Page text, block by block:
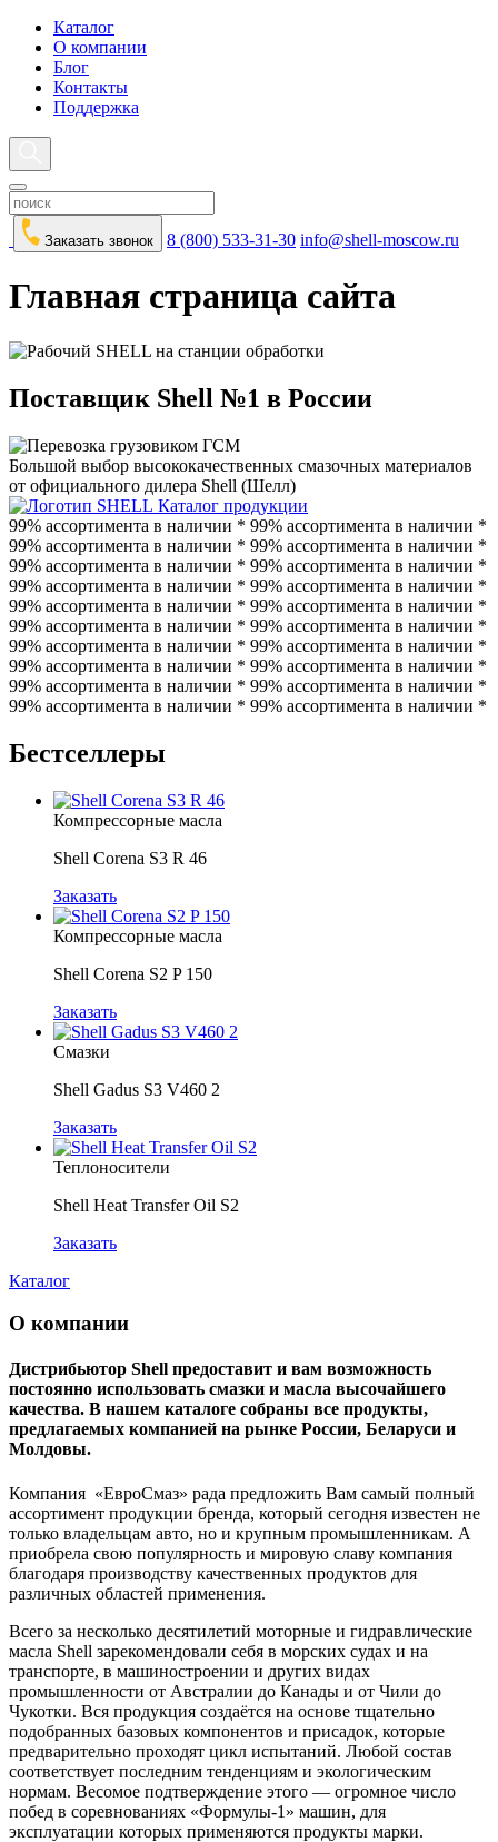
Каталог
О компании
Блог
Контакты
Поддержка
Заказать звонок 8 (800) 533-31-30 info@shell-moscow.ru
Главная страница сайта
Поставщик Shell №1 в России
Большой выбор высококачественных смазочных материалов
от официального дилера Shell (Шелл)
Каталог продукции
99% ассортимента в наличии * 99% ассортимента в наличии *
99% ассортимента в наличии * 99% ассортимента в наличии *
99% ассортимента в наличии * 99% ассортимента в наличии *
99% ассортимента в наличии * 99% ассортимента в наличии *
99% ассортимента в наличии * 99% ассортимента в наличии *
99% ассортимента в наличии * 99% ассортимента в наличии *
99% ассортимента в наличии * 99% ассортимента в наличии *
99% ассортимента в наличии * 99% ассортимента в наличии *
99% ассортимента в наличии * 99% ассортимента в наличии *
99% ассортимента в наличии * 99% ассортимента в наличии *
Бестселлеры
Компрессорные масла
Shell Corena S3 R 46
Заказать
Компрессорные масла
Shell Corena S2 P 150
Заказать
Смазки
Shell Gadus S3 V460 2
Заказать
Теплоносители
Shell Heat Transfer Oil S2
Заказать
Каталог
О компании
Дистрибьютор Shell предоставит и вам возможность
постоянно использовать смазки и масла высочайшего
качества. В нашем каталоге собраны все продукты,
предлагаемых компанией на рынке России, Беларуси и
Молдовы.
Компания «ЕвроСмаз» рада предложить Вам самый полный
ассортимент продукции бренда, который сегодня известен не
только владельцам авто, но и крупным промышленникам. А
приобрела свою популярность и мировую славу компания
благодаря производству качественных продуктов для
различных областей применения.
Всего за несколько десятилетий моторные и гидравлические
масла Shell зарекомендовали себя в морских судах и на
транспорте, в машиностроении и других видах
промышленности от Австралии до Канады и от Чили до
Чукотки. Вся продукция создаётся на основе тщательно
подобранных базовых компонентов и присадок, которые
предварительно проходят цикл испытаний. Любой состав
соответствует последним тенденциям и экологическим
нормам. Весомое подтверждение этого — огромное число
побед в соревнованиях «Формулы-1» машин, для
эксплуатации которых применяются продукты марки.